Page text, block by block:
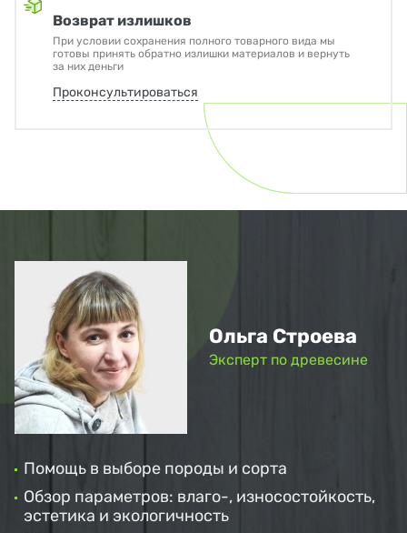
Возврат излишков
При условии сохранения полного товарного вида мы
готовы принять обратно излишки материалов и вернуть
за них деньги
Проконсультироваться
Ольга Строева
Эксперт по древесине
Помощь в выборе породы и сорта
Обзор параметров: влаго-, износостойкость,
эстетика и экологичность